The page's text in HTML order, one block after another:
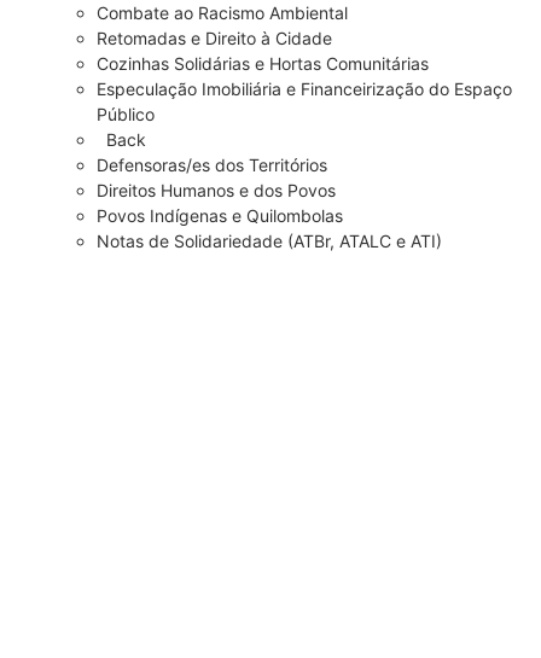
Combate ao Racismo Ambiental
Retomadas e Direito à Cidade
Cozinhas Solidárias e Hortas Comunitárias
Especulação Imobiliária e Financeirização do Espaço
Público
Back
Defensoras/es dos Territórios
Direitos Humanos e dos Povos
Povos Indígenas e Quilombolas
Notas de Solidariedade (ATBr, ATALC e ATI)